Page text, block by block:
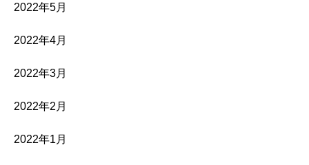
2022年5月
2022年4月
2022年3月
2022年2月
2022年1月